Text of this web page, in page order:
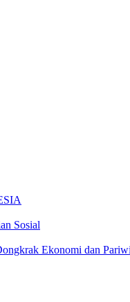
Sosial
Ekonomi dan